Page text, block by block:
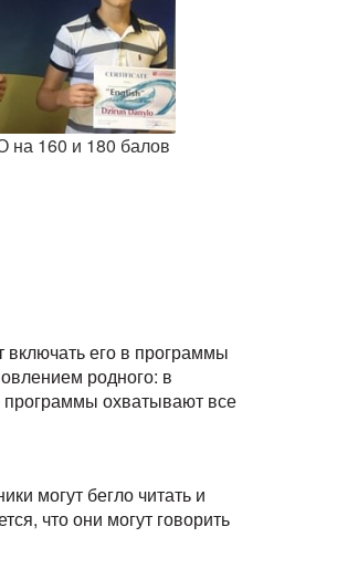
на 160 и 180 балов
включать его в программы
родного: в
охватывают все
могут бегло читать и
что они могут говорить